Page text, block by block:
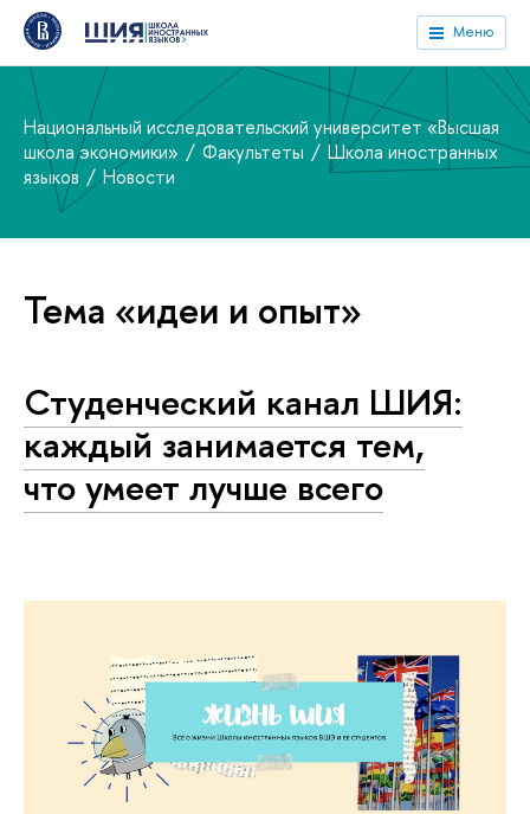
Меню
Национальный исследовательский университет «Высшая
школа экономики»
Факультеты
Школа иностранных
языков
Новости
Тема «идеи и опыт»
Студенческий канал ШИЯ:
каждый занимается тем,
что умеет лучше всего